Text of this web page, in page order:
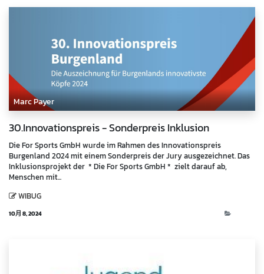
Marc Payer
30.Innovationspreis - Sonderpreis Inklusion
Die For Sports GmbH wurde im Rahmen des Innovationspreis
Burgenland 2024 mit einem Sonderpreis der Jury ausgezeichnet. Das
Inklusionsprojekt der * Die For Sports GmbH * zielt darauf ab,
Menschen mit...
WIBUG
10月 8, 2024